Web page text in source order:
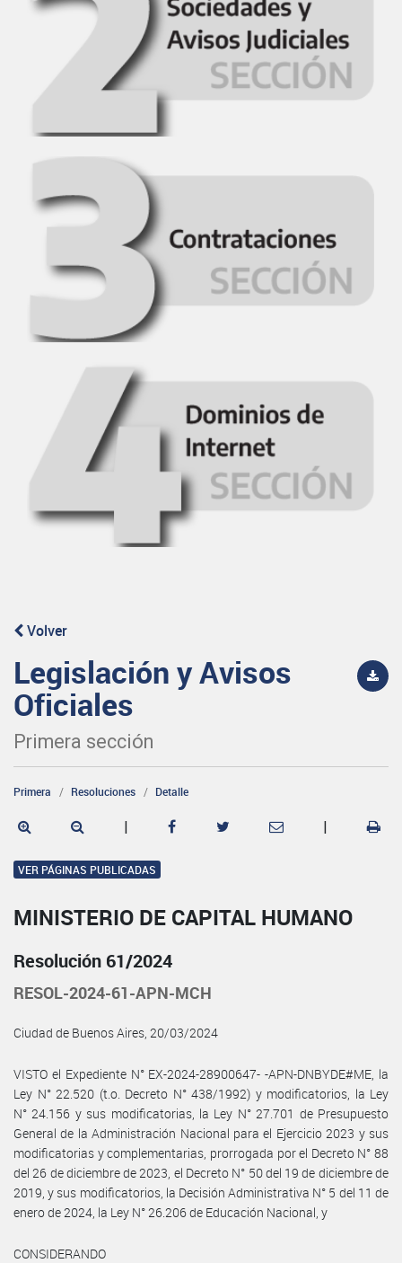
Volver
Legislación y Avisos
Oficiales
Primera sección
Primera Resoluciones Detalle
| |
VER PÁGINAS PUBLICADAS
MINISTERIO DE CAPITAL HUMANO
Resolución 61/2024
RESOL-2024-61-APN-MCH
Ciudad de Buenos Aires, 20/03/2024
VISTO el Expediente N° EX-2024-28900647- -APN-DNBYDE#ME, la
Ley N° 22.520 (t.o. Decreto N° 438/1992) y modificatorios, la Ley
N° 24.156 y sus modificatorias, la Ley N° 27.701 de Presupuesto
General de la Administración Nacional para el Ejercicio 2023 y sus
modificatorias y complementarias, prorrogada por el Decreto N° 88
del 26 de diciembre de 2023, el Decreto N° 50 del 19 de diciembre de
2019, y sus modificatorios, la Decisión Administrativa N° 5 del 11 de
enero de 2024, la Ley N° 26.206 de Educación Nacional, y
CONSIDERANDO